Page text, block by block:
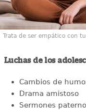
Trata de ser empático con
Luchas de los
Cambios de
Drama amistoso
Sermones